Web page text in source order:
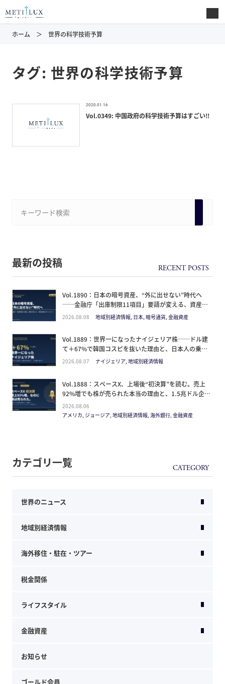
ホーム 世界の科学技術予算
タグ: 世界の科学技術予算
2020.01.16
Vol.0349: 中国政府の科学技術予算はすごい!!
最新の投稿
Vol.1890：日本の暗号資産、“外に出せない”時代へ
──金融庁「出庫制限11項目」要請が変える、資産防
衛のタイムライン
2026.08.08 地域別経済情報, 日本, 暗号通貨, 金融資産
Vol.1889：世界一になったナイジェリア株──ドル建
て＋67%で韓国コスピを抜いた理由と、日本人の乗り
方
2026.08.07 ナイジェリア, 地域別経済情報
Vol.1888：スペースX、上場後“初決算”を読む。売上
92%増でも株が売られた本当の理由と、1.5兆ドル企業
の買い方。
2026.08.06
アメリカ, ジョージア, 地域別経済情報, 海外銀行, 金融資産
カテゴリ一覧
世界のニュース
地域別経済情報
海外移住・駐在・ツアー
税金関係
ライフスタイル
金融資産
お知らせ
ゴールド会員